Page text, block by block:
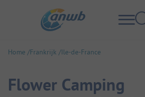
Home Frankrijk Ile-de-France
Flower Camping